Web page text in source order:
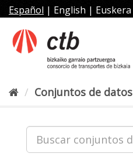
al
contenido
Español | English | Euskera
Conjuntos de datos